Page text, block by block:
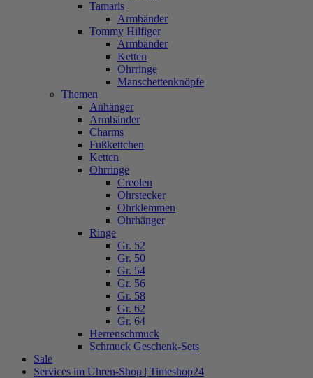
Tamaris
Armbänder
Tommy Hilfiger
Armbänder
Ketten
Ohrringe
Manschettenknöpfe
Themen
Anhänger
Armbänder
Charms
Fußkettchen
Ketten
Ohrringe
Creolen
Ohrstecker
Ohrklemmen
Ohrhänger
Ringe
Gr. 52
Gr. 50
Gr. 54
Gr. 56
Gr. 58
Gr. 62
Gr. 64
Herrenschmuck
Schmuck Geschenk-Sets
Sale
Services im Uhren-Shop | Timeshop24